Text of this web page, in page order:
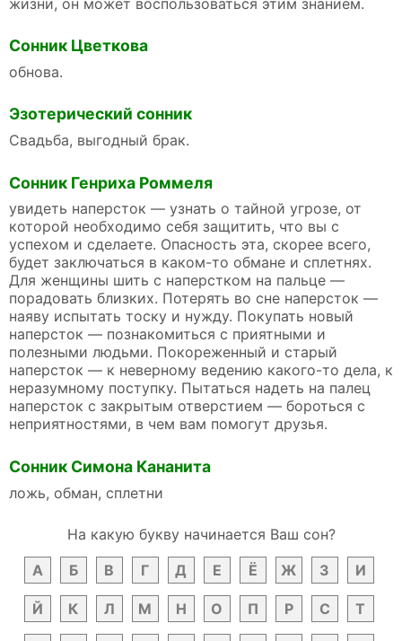
Сонник Цветкова
обнова.
Эзотерический сонник
Свадьба, выгодный брак.
Сонник Генриха Роммеля
увидеть наперсток — узнать о тайной угрозе, от
которой необходимо себя защитить, что вы с
успехом и сделаете. Опасность эта, скорее всего,
будет заключаться в каком-то обмане и сплетнях.
Для женщины шить с наперстком на пальце —
порадовать близких. Потерять во сне наперсток —
наяву испытать тоску и нужду. Покупать новый
наперсток — познакомиться с приятными и
полезными людьми. Покореженный и старый
наперсток — к неверному ведению какого-то дела, к
неразумному поступку. Пытаться надеть на палец
наперсток с закрытым отверстием — бороться с
неприятностями, в чем вам помогут друзья.
Сонник Симона Кананита
ложь, обман, сплетни
На какую букву начинается Ваш сон?
А
Б В Г Д Е Ё Ж З И
Й К Л М Н О П Р С Т